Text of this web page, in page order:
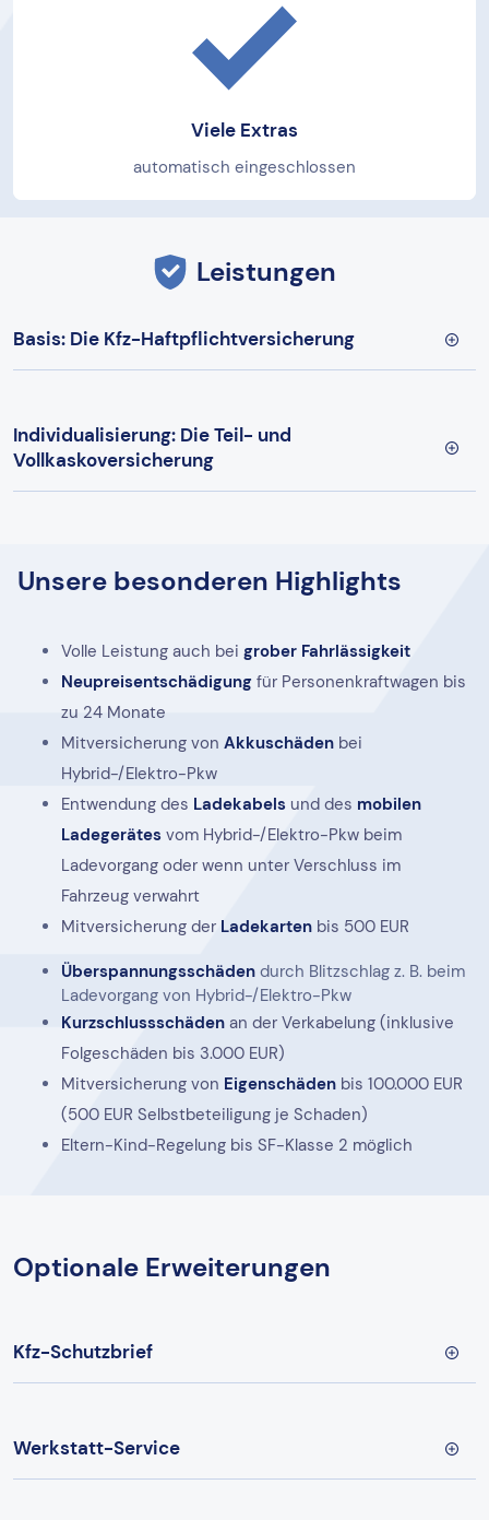
Viele Extras
automatisch eingeschlossen
Leistungen
Basis: Die Kfz-Haftpflichtversicherung
Individualisierung: Die Teil- und
Vollkaskoversicherung
Unsere besonderen Highlights
Volle Leistung auch bei grober Fahrlässigkeit
Neupreisentschädigung für Personenkraftwagen bis
zu 24 Monate
Mitversicherung von Akkuschäden bei
Hybrid-/Elektro-Pkw
Entwendung des Ladekabels und des mobilen
Ladegerätes vom Hybrid-/Elektro-Pkw beim
Ladevorgang oder wenn unter Verschluss im
Fahrzeug verwahrt
Mitversicherung der Ladekarten bis 500 EUR
Überspannungsschäden durch Blitzschlag z. B. beim
Ladevorgang von Hybrid-/Elektro-Pkw
Kurzschlussschäden an der Verkabelung (inklusive
Folgeschäden bis 3.000 EUR)
Mitversicherung von Eigenschäden bis 100.000 EUR
(500 EUR Selbstbeteiligung je Schaden)
Eltern-Kind-Regelung bis SF-Klasse 2 möglich
Optionale Erweiterungen
Kfz-Schutzbrief
Werkstatt-Service